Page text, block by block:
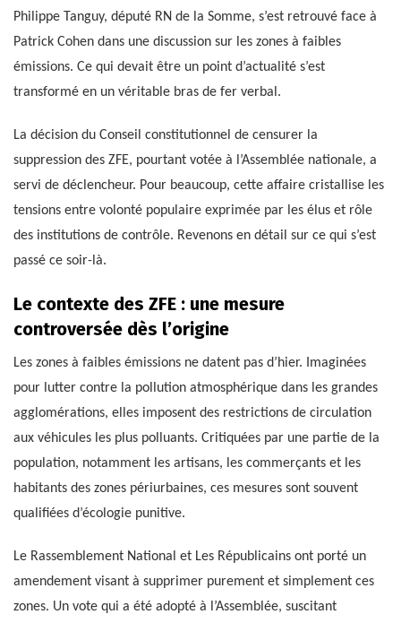
Philippe Tanguy, député RN de la Somme, s’est retrouvé face à
Patrick Cohen dans une discussion sur les zones à faibles
émissions. Ce qui devait être un point d’actualité s’est
transformé en un véritable bras de fer verbal.
La décision du Conseil constitutionnel de censurer la
suppression des ZFE, pourtant votée à l’Assemblée nationale, a
servi de déclencheur. Pour beaucoup, cette affaire cristallise les
tensions entre volonté populaire exprimée par les élus et rôle
des institutions de contrôle. Revenons en détail sur ce qui s’est
passé ce soir-là.
Le contexte des ZFE : une mesure
controversée dès l’origine
Les zones à faibles émissions ne datent pas d’hier. Imaginées
pour lutter contre la pollution atmosphérique dans les grandes
agglomérations, elles imposent des restrictions de circulation
aux véhicules les plus polluants. Critiquées par une partie de la
population, notamment les artisans, les commerçants et les
habitants des zones périurbaines, ces mesures sont souvent
qualifiées d’écologie punitive.
Le Rassemblement National et Les Républicains ont porté un
amendement visant à supprimer purement et simplement ces
zones. Un vote qui a été adopté à l’Assemblée, suscitant